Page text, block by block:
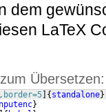
dem
LaTeX
Übersetzen:
{ standalone}
}